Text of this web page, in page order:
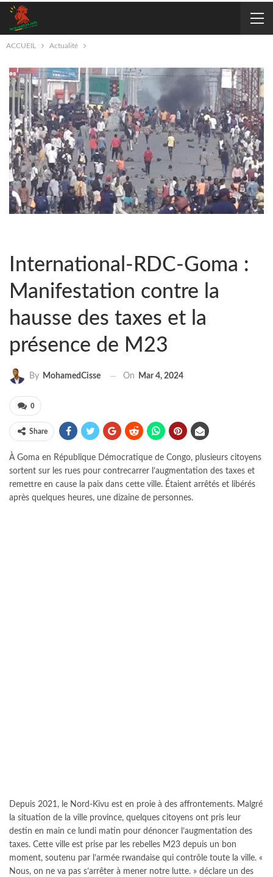
ACCUEIL Actualité
International-RDC-Goma :
Manifestation contre la
hausse des taxes et la
présence de M23
By MohamedCisse On Mar 4, 2024
0
Share
À Goma en République Démocratique de Congo, plusieurs citoyens
sortent sur les rues pour contrecarrer l’augmentation des taxes et
remettre en cause la paix dans cette ville. Étaient arrêtés et libérés
après quelques heures, une dizaine de personnes.
Depuis 2021, le Nord-Kivu est en proie à des affrontements. Malgré
la situation de la ville province, quelques citoyens ont pris leur
destin en main ce lundi matin pour dénoncer l’augmentation des
taxes. Cette ville est prise par les rebelles M23 depuis un bon
moment, soutenu par l’armée rwandaise qui contrôle toute la ville. «
Nous, on ne va pas s’arrêter à mener notre lutte. » déclare un des